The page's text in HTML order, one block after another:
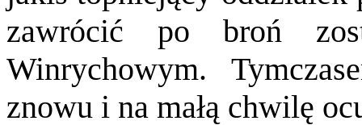
zawrócić po broń
Winrychowym.
znowu i na małą chwilę